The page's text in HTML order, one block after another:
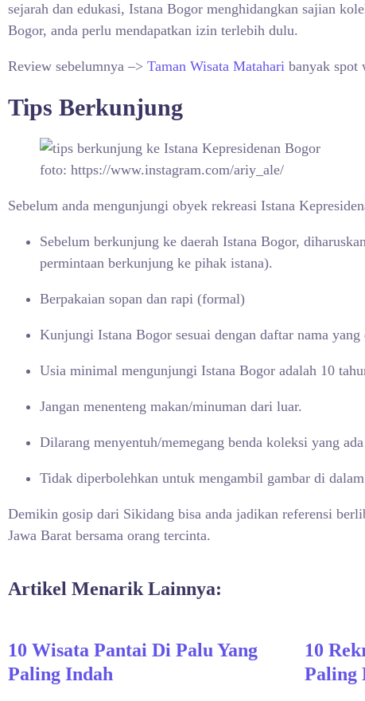
sejarah dan edukasi, Istana Bogor menghidangkan sajian
Bogor, anda perlu mendapatkan izin terlebih dulu.
Review sebelumnya –> Taman Wisata Matahari banyak spot
Tips Berkunjung
foto: https://www.instagram.com/ariy_ale/
Sebelum anda mengunjungi obyek rekreasi Istana
Sebelum berkunjung ke daerah Istana Bogor,
permintaan berkunjung ke pihak istana).
Berpakaian sopan dan rapi (formal)
Kunjungi Istana Bogor sesuai dengan daftar nama
Usia minimal mengunjungi Istana Bogor adalah 10
Jangan menenteng makan/minuman dari luar.
Dilarang menyentuh/memegang benda koleksi yang
Tidak diperbolehkan untuk mengambil gambar di
Demikin gosip dari Sikidang bisa anda jadikan referensi
Jawa Barat bersama orang tercinta.
Artikel Menarik Lainnya:
10 Wisata Pantai Di Palu Yang
Paling Indah
10
Paling